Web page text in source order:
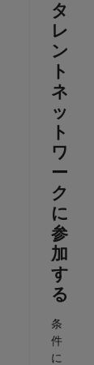
タ
レ
ン
ト
ネ
ッ
ト
ワ
ー
ク
に
参
加
す
る
条
件
に